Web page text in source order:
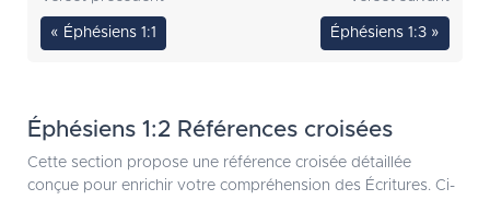
« Éphésiens 1:1 Éphésiens 1:3 »
Éphésiens 1:2 Références croisées
Cette section propose une référence croisée détaillée
conçue pour enrichir votre compréhension des Écritures. Ci-